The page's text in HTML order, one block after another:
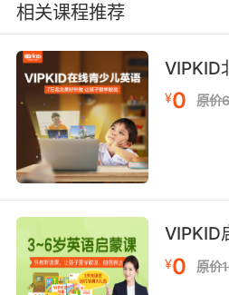
的深刻，同时也要掌握一
对以后写英文作文都是有很
3、报一个英语培训班，帮
为孩子提供一个良好的学
的，因此家长们可以采用
这个事情。如可以在线找
构，这样孩子们的英语水
提升，里面会有专业的老
子们。
四、利用动画片记单词
相关课程推荐
VIPKID
¥0 原价
VIPKID
¥0 原价